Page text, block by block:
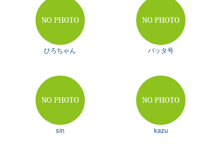
ひろちゃん バッタ号
sin kazu